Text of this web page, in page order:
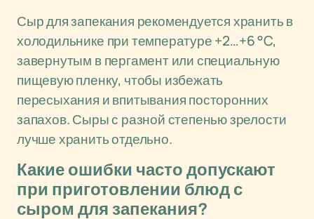
Сыр для запекания рекомендуется хранить в
холодильнике при температуре +2…+6 °C,
завернутым в пергамент или специальную
пищевую пленку, чтобы избежать
пересыхания и впитывания посторонних
запахов. Сыры с разной степенью зрелости
лучше хранить отдельно.
Какие ошибки часто допускают
при приготовлении блюд с
сыром для запекания?